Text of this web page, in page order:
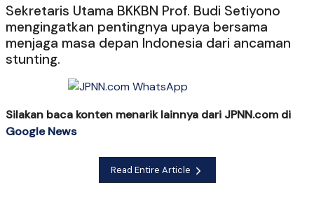
Sekretaris Utama BKKBN Prof. Budi Setiyono
mengingatkan pentingnya upaya bersama
menjaga masa depan Indonesia dari ancaman
stunting.
Silakan baca konten menarik lainnya dari JPNN.com di
Google News
Read Entire Article